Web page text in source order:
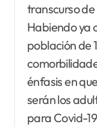
transcurso
Habiendo ya
población de
énfasis en
serán los
para Covid-